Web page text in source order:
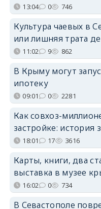
13:04 0 746
Культура чаевых в
или лишняя трата
11:02 9 862
В Крыму могут
ипотеку
09:01 0 2281
Как совхоз-
застройке: история
18:01 17 3616
Карты, книги, два
выставка в музее
16:02 0 734
В Севастополе